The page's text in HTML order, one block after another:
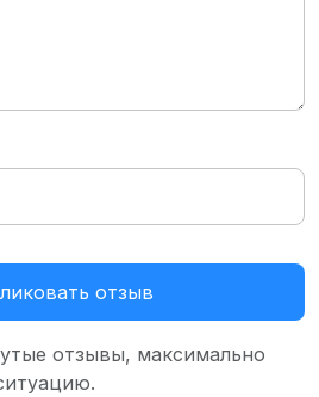
отзыв
отзывы, максимально